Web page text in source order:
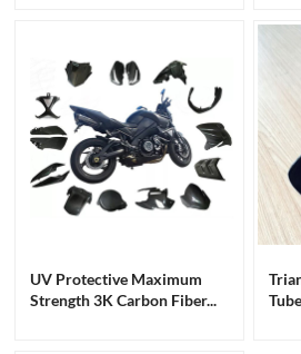
UV Protective Maximum
Strength 3K Carbon Fiber...